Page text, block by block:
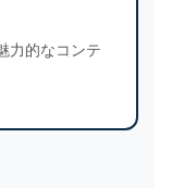
力的なコンテ